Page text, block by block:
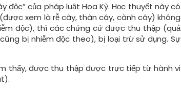
của pháp luật Hoa Kỳ. Học thuyết này có
xem là rễ cây, thân cây, cành cây) không
độc), thì các chứng cứ được thu thập (quả
bị nhiễm độc theo), bị loại trừ sử dụng. Sự
thấy, được thu thập được trực tiếp từ hành vi